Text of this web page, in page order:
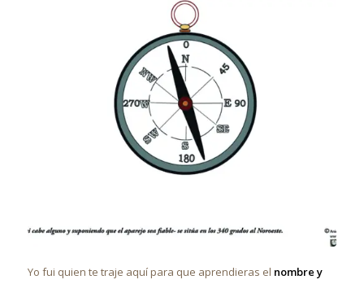
Yo fui quien te traje aquí para que aprendieras el nombre y